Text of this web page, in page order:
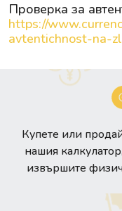
Проверка за
https://
avtentichnost-na-
Купете или
нашия
извършите